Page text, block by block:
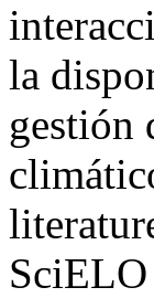
la
gestión
SciELO